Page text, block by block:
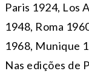
Paris 1924, Los
1948, Roma
1968, Munique
Nas edições de